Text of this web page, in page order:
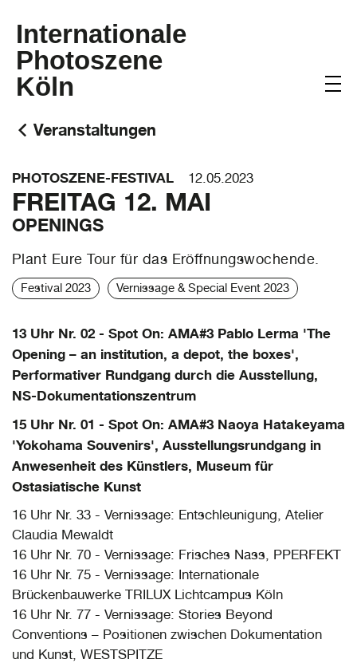
Internationale
Photoszene
Köln
Veranstaltungen
PHOTOSZENE-FESTIVAL 12.05.2023
FREITAG 12. MAI
OPENINGS
Plant Eure Tour für das Eröffnungswochende.
Festival 2023 Vernissage & Special Event 2023
13 Uhr Nr. 02 - Spot On: AMA#3 Pablo Lerma 'The
Opening – an institution, a depot, the boxes',
Performativer Rundgang durch die Ausstellung,
NS-Dokumentationszentrum
15 Uhr Nr. 01 - Spot On: AMA#3 Naoya Hatakeyama
'Yokohama Souvenirs', Ausstellungsrundgang in
Anwesenheit des Künstlers, Museum für
Ostasiatische Kunst
16 Uhr Nr. 33 - Vernissage: Entschleunigung, Atelier
Claudia Mewaldt
16 Uhr Nr. 70 - Vernissage: Frisches Nass, PPERFEKT
16 Uhr Nr. 75 - Vernissage: Internationale
Brückenbauwerke TRILUX Lichtcampus Köln
16 Uhr Nr. 77 - Vernissage: Stories Beyond
Conventions – Positionen zwischen Dokumentation
und Kunst, WESTSPITZE